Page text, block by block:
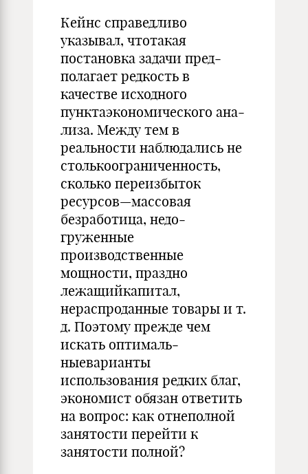
Кейнс справедливо
указывал, чтотакая
постановка задачи пред­
полагает редкость в
качестве исходного
пунктаэкономического ана­
лиза. Между тем в
реальности наблюдались не
столькоограничен­ность,
сколько переизбыток
ресурсов—массовая
безработица, недо­
груженные
производственные
мощности, праздно
лежащийкапитал,
нераспроданные товары и т.
д. Поэтому прежде чем
искать оптималь­
ныеварианты
использования редких благ,
экономист обязан ответить
на вопрос: как отнеполной
занятости перейти к
занятости полной?